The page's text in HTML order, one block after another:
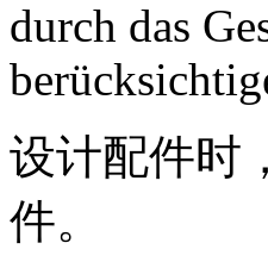
durch das
设计配件时
件。